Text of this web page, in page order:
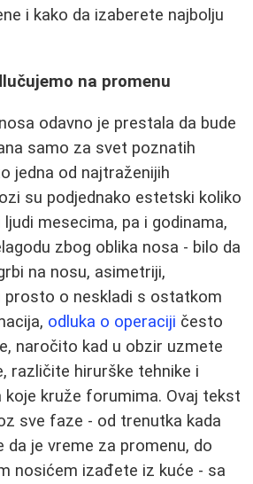
i kako da izaberete najbolju
na promenu
odavno je prestala da bude
samo za svet poznatih
jedna od najtraženijih
su podjednako estetski koliko
mesecima, pa i godinama,
zbog oblika nosa - bilo da
na nosu, asimetriji,
prosto o neskladi s ostatkom
odluka o operaciji često
naročito kad u obzir uzmete
različite hirurške tehnike i
kruže forumima. Ovaj tekst
sve faze - od trenutka kada
da je vreme za promenu, do
nosićem izađete iz kuće - sa